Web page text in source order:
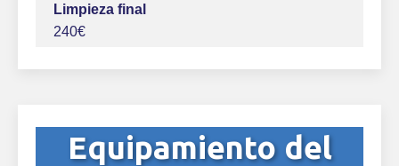
Limpieza final
240€
Equipamiento del